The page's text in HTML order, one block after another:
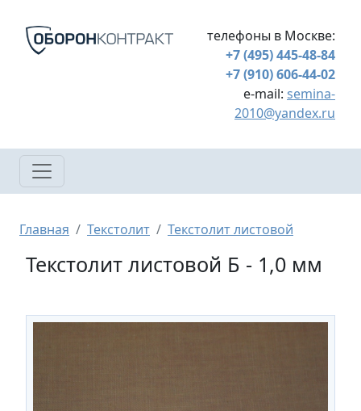
телефоны в Москве:
+7 (495) 445-48-84
+7 (910) 606-44-02
e-mail: semina-
2010@yandex.ru
Строка навигации
Главная Текстолит Текстолит листовой
Текстолит листовой Б - 1,0 мм